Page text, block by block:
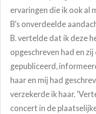
ervaringen die ik ook al
B’s onverdeelde
B. vertelde dat ik deze
opgeschreven had en
gepubliceerd,
haar en mij had
verzekerde ik haar.
concert in de